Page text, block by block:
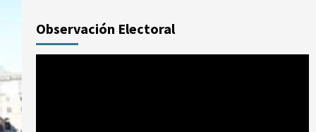
Observación Electoral